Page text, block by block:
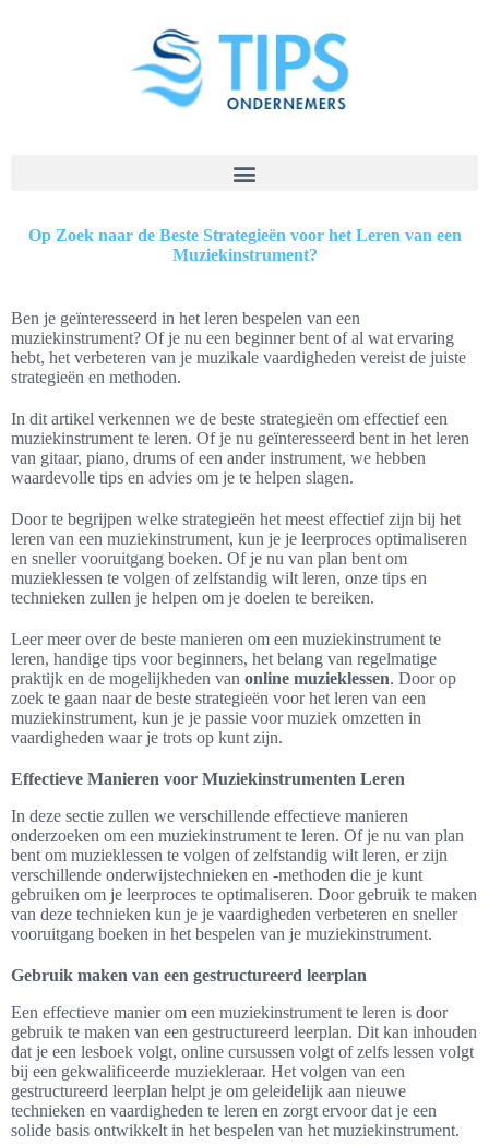
Op Zoek naar de Beste Strategieën voor het Leren van een
Muziekinstrument?
Ben je geïnteresseerd in het leren bespelen van een
muziekinstrument? Of je nu een beginner bent of al wat ervaring
hebt, het verbeteren van je muzikale vaardigheden vereist de juiste
strategieën en methoden.
In dit artikel verkennen we de beste strategieën om effectief een
muziekinstrument te leren. Of je nu geïnteresseerd bent in het leren
van gitaar, piano, drums of een ander instrument, we hebben
waardevolle tips en advies om je te helpen slagen.
Door te begrijpen welke strategieën het meest effectief zijn bij het
leren van een muziekinstrument, kun je je leerproces optimaliseren
en sneller vooruitgang boeken. Of je nu van plan bent om
muzieklessen te volgen of zelfstandig wilt leren, onze tips en
technieken zullen je helpen om je doelen te bereiken.
Leer meer over de beste manieren om een muziekinstrument te
leren, handige tips voor beginners, het belang van regelmatige
praktijk en de mogelijkheden van online muzieklessen. Door op
zoek te gaan naar de beste strategieën voor het leren van een
muziekinstrument, kun je je passie voor muziek omzetten in
vaardigheden waar je trots op kunt zijn.
Effectieve Manieren voor Muziekinstrumenten Leren
In deze sectie zullen we verschillende effectieve manieren
onderzoeken om een muziekinstrument te leren. Of je nu van plan
bent om muzieklessen te volgen of zelfstandig wilt leren, er zijn
verschillende onderwijstechnieken en -methoden die je kunt
gebruiken om je leerproces te optimaliseren. Door gebruik te maken
van deze technieken kun je je vaardigheden verbeteren en sneller
vooruitgang boeken in het bespelen van je muziekinstrument.
Gebruik maken van een gestructureerd leerplan
Een effectieve manier om een muziekinstrument te leren is door
gebruik te maken van een gestructureerd leerplan. Dit kan inhouden
dat je een lesboek volgt, online cursussen volgt of zelfs lessen volgt
bij een gekwalificeerde muziekleraar. Het volgen van een
gestructureerd leerplan helpt je om geleidelijk aan nieuwe
technieken en vaardigheden te leren en zorgt ervoor dat je een
solide basis ontwikkelt in het bespelen van het muziekinstrument.